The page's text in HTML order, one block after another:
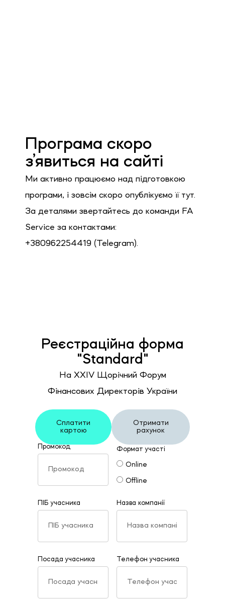
Програма скоро
з’явиться на сайті
Ми активно працюємо над підготовкою
програми, і зовсім скоро опублікуємо її тут.
За деталями звертайтесь до команди FA
Service за контактами:
+380962254419 (Telegram).
Реєстраційна форма
"Standard"
На ХХIV Щорічний Форум
Фінансових Директорів України
Сплатити
картою
Отримати
рахунок
Промокод Формат участі
Online
Offline
ПІБ учасника Назва компанії
Посада учасника Телефон учасника